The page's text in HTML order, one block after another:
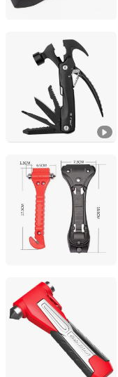
Sichuan Tools Corp.,
Sichuan, China
Wofu Fire & Security
Hunan, China
Good Seller Co., Ltd.
Zhejiang, China